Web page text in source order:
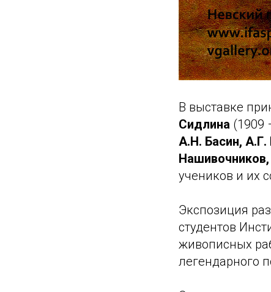
В выставке
Сидлина (1909
А.Н. Басин,
учеников и их
Экспозиция
студентов
живописных
легендарного